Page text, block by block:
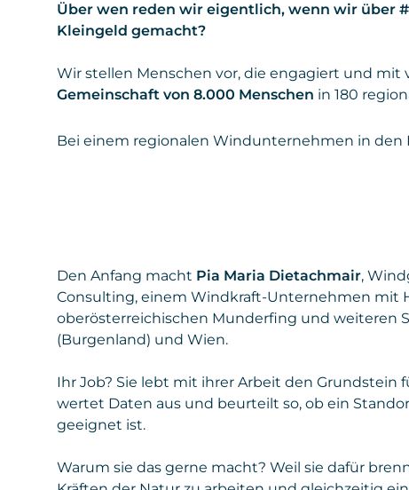
Über wen reden wir eigentlich, wenn wir über
Kleingeld gemacht?
Wir stellen Menschen vor, die engagiert und mit
Gemeinschaft von 8.000 Menschen in 180
Bei einem regionalen Windunternehmen in den
Den Anfang macht Pia Maria Dietachmair,
Consulting, einem Windkraft-Unternehmen mit
oberösterreichischen Munderfing und weiteren
(Burgenland) und Wien.
Ihr Job? Sie lebt mit ihrer Arbeit den Grundstein
wertet Daten aus und beurteilt so, ob ein
geeignet ist.
Warum sie das gerne macht? Weil sie dafür